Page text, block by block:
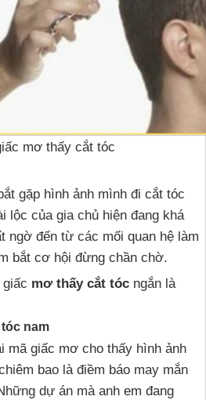
mơ thấy cắt tóc
gặp hình ảnh mình đi cắt tóc
lộc của gia chủ hiện đang khá
ngờ đến từ các mối quan hệ làm
bắt cơ hội đừng chần chờ.
mơ thấy cắt tóc ngắn là
nam
mã giấc mơ cho thấy hình ảnh
bao là điềm báo may mắn
dự án mà anh em đang